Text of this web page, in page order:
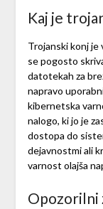
Kaj je
Trojanski konj je
se pogosto
datotekah za
napravo
kibernetska
nalogo, ki jo je
dostopa do
dejavnostmi ali
varnost olajša
Opozorilni